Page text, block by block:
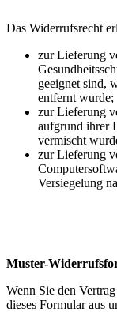
Das Widerrufsrecht
zur Lieferung
geeignet sind,
entfernt wurde;
zur Lieferung
aufgrund ihrer
vermischt
zur Lieferung
Versiegelung
Muster-
Wenn Sie den
dieses Formular aus